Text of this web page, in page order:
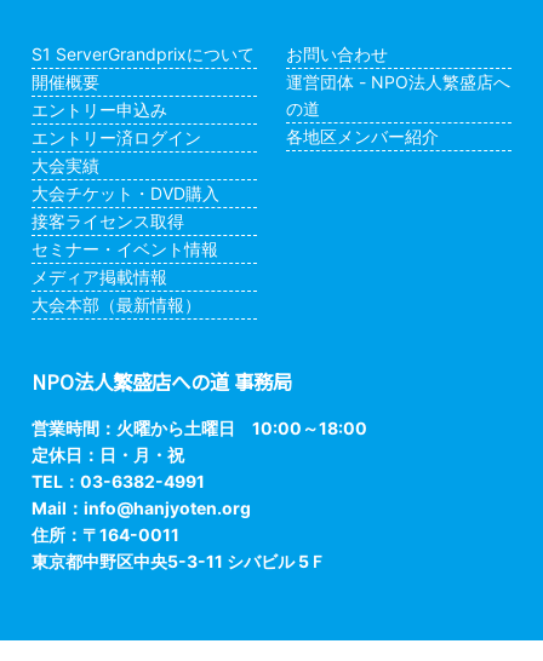
NPO法人繁盛店への道 事務局
営業時間：火曜から土曜日 10:00～18:00
定休日：日・月・祝
TEL：03-6382-4991
Mail： info@hanjyoten.org
住所：〒164-0011
東京都中野区中央5-3-11 シバビル 5Ｆ
S1 ServerGrandprixについて
開催概要
エントリー申込み
エントリー済ログイン
大会実績
大会チケット・DVD購入
接客ライセンス取得
セミナー・イベント情報
メディア掲載情報
大会本部（最新情報）
お問い合わせ
運営団体 - NPO法人繁盛店へ
の道
各地区メンバー紹介